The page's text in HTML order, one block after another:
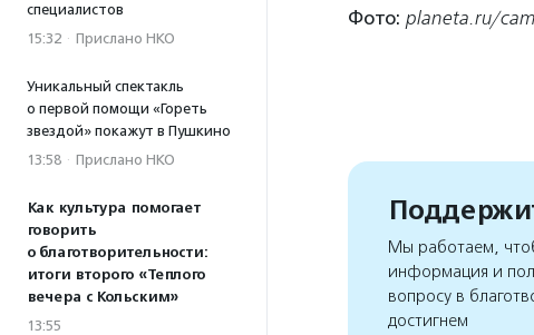
специалистов
15:32 · Прислано НКО
Уникальный спектакль
о первой помощи «Гореть
звездой» покажут в Пушкино
13:58 · Прислано НКО
Как культура помогает
говорить
о благотворительности:
итоги второго «Теплого
вечера с Кольским»
13:55
Фото: planeta.ru/
Мы работаем,
информация и
вопросу в
достигнем